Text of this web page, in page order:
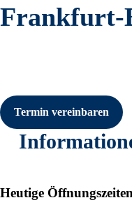
Frankfurt-
Termin vereinbaren
Heutige